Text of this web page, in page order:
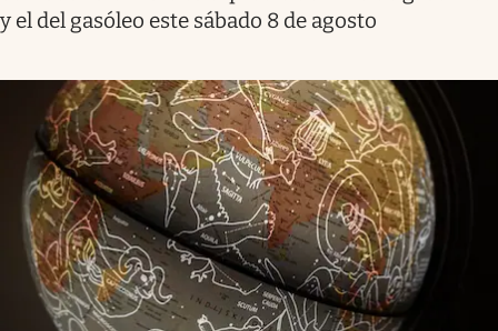
y el del gasóleo este sábado 8 de agosto